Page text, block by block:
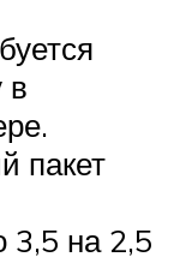
в
пакет
3,5 на 2,5